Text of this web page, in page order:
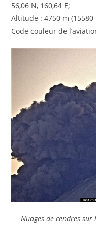
56,06 N, 160,64 E;
Altitude : 4750 m (15580
Code couleur de
Nuages de cendres